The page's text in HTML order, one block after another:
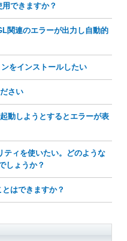
できますか？
関連のエラーが出力し自動的
をインストールしたい
さい
動しようとするとエラーが表
ィを使いたい。どのような
しょうか？
はできますか？